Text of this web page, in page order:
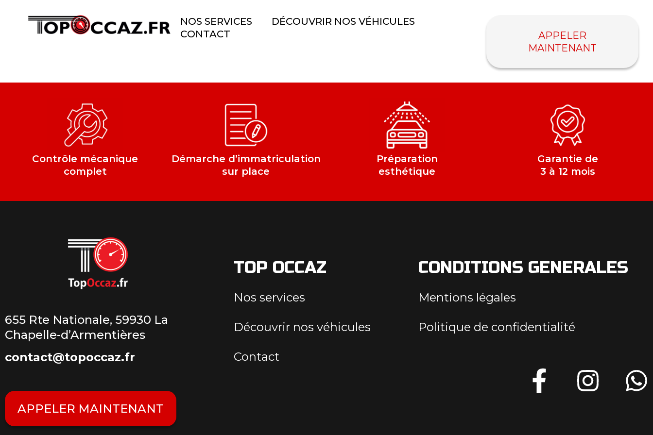
NOS SERVICES
DÉCOUVRIR NOS VÉHICULES
CONTACT
APPELER
MAINTENANT
Contrôle mécanique
complet
Démarche d’immatriculation
sur place
Préparation
esthétique
Garantie de
3 à 12 mois
655 Rte Nationale, 59930 La
Chapelle-d’Armentières
contact@topoccaz.fr
APPELER MAINTENANT
TOP OCCAZ
Nos services
Découvrir nos véhicules
Contact
CONDITIONS GENERALES
Mentions légales
Politique de confidentialité